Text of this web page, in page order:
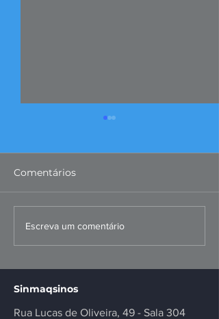
FIERGS: corte da Selic é
positivo, mas
Comentários
Escreva um comentário
Sinmaqsinos
Rua Lucas de Oliveira, 49 - Sala 304